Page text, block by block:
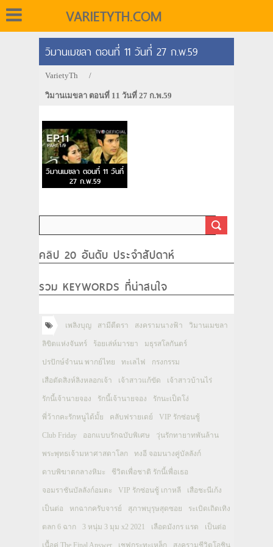
VARIETYTH.COM
วิมานเมขลา ตอนที่ 11 วันที่ 27 ก.พ.59
VarietyTh /
วิมานเมขลา ตอนที่ 11 วันที่ 27 ก.พ.59
วิมานเมขลา ตอนที่ 11 วันที่
27 ก.พ.59
คลิป 20 อันดับ ประจำสัปดาห์
รวม KEYWORDS ที่น่าสนใจ
เพลิงบุญ สามีตีตรา สงครามนางฟ้า วิมานเมขลา
ลิขิตแห่งจันทร์ ร้อยเล่ห์มารยา มธุรสโลกันตร์
ปรปักษ์จำนน พากย์ไทย ทะเลไฟ กรงกรรม
เสือตัดสิงห์ลิงหลอกเจ้า เจ้าสาวแก้ขัด เจ้าสาวบ้านไร่
รักนี้เจ้านายจอง รักนี้เจ้านายจอง รักนะเป็ดโง่
พี่ว้ากคะรักหนูได้มั้ย คลับฟรายเดย์ VIP รักซ่อนชู้
Club Friday ออกแบบรักฉบับพิเศษ วุ่นรักทายาทพันล้าน
พระพุทธเจ้ามหาศาสดาโลก ทงอี จอมนางคู่บัลลังก์
ดาบพิฆาตกลางหิมะ ชีวิตเพื่อชาติ รักนี้เพื่อเธอ
จอมราชันบัลลังก์อมตะ VIP รักซ่อนชู้ เกาหลี เสือชะนีเก้ง
เป็นต่อ หกฉากครับจารย์ สุภาพบุรุษสุดซอย ระเบิดเถิดเทิง
ตลก 6 ฉาก 3 หนุ่ม 3 มุม x2 2021 เลือดมังกร แรด เป็นต่อ
เนื้อคู่ The Final Answer เชฟกระทะเหล็ก สงครามชีวิตโอชิน